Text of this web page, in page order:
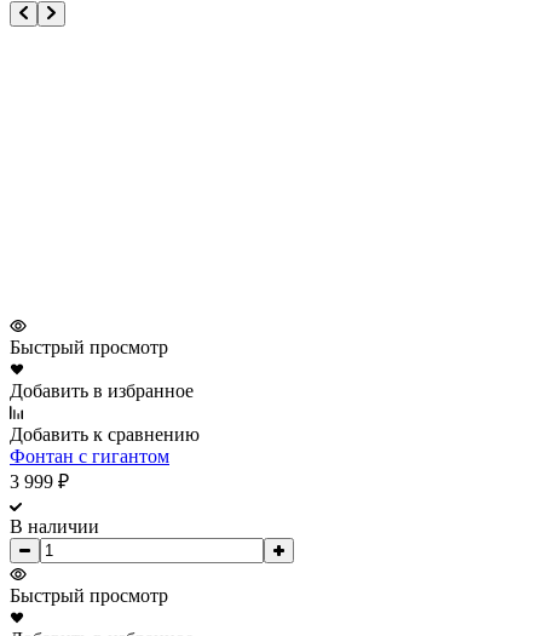
Быстрый просмотр
Добавить в избранное
Добавить к сравнению
Фонтан с гигантом
3 999 ₽
В наличии
Быстрый просмотр